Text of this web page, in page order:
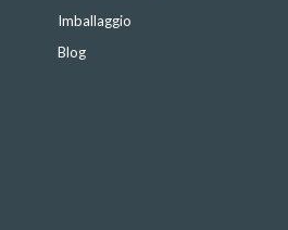
Imballaggio
Blog